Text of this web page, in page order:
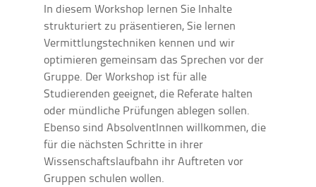
In diesem Workshop lernen Sie Inhalte
strukturiert zu präsentieren, Sie lernen
Vermittlungstechniken kennen und wir
optimieren gemeinsam das Sprechen vor der
Gruppe. Der Workshop ist für alle
Studierenden geeignet, die Referate halten
oder mündliche Prüfungen ablegen sollen.
Ebenso sind AbsolventInnen willkommen, die
für die nächsten Schritte in ihrer
Wissenschaftslaufbahn ihr Auftreten vor
Gruppen schulen wollen.